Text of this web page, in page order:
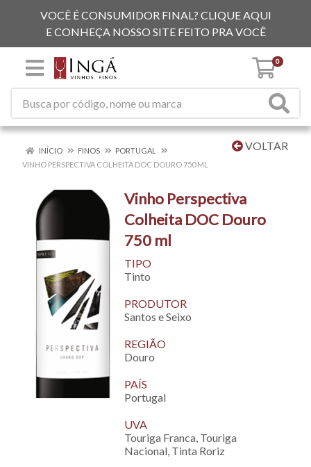
VOCÊ É CONSUMIDOR FINAL? CLIQUE AQUI
E CONHEÇA NOSSO SITE FEITO PRA VOCÊ
0
VOLTAR
INÍCIO FINOS
PORTUGAL
VINHO PERSPECTIVA COLHEITA DOC DOURO 750 ML
Vinho Perspectiva
Colheita DOC Douro
750 ml
TIPO
Tinto
PRODUTOR
Santos e Seixo
REGIÃO
Douro
PAÍS
Portugal
UVA
Touriga Franca, Touriga
Nacional, Tinta Roriz